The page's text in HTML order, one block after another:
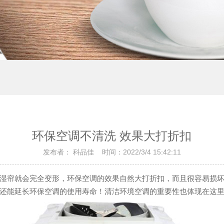
环保空调不清洗 效果大打折扣
发布者： 科品佳 时间：2022/3/4 15:42:11
帘就会完全变形，环保空调的效果自然大打折扣，而且很容易损
延长环保空调的使用寿命！清洁环境空调的重要性也体现在这